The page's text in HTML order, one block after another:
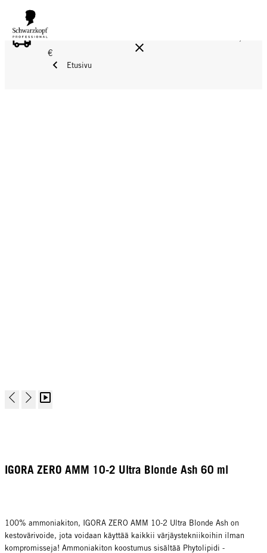
ILMAINEN TOIMITUS YLI 160 € TILAUKSIIN!
€
Etusivu
IGORA ZERO AMM 10-2 Ultra Blonde Ash 60 ml
100% ammoniakiton, IGORA ZERO AMM 10-2 Ultra Blonde Ash on
kestovärivoide, jota voidaan käyttää kaikkii värjäystekniikoihin ilman
kompromisseja! Ammoniakiton koostumus sisältää Phytolipidi -